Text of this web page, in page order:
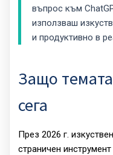
въпрос към
използваш
и продуктивно в
Защо
сега
През 2026 г.
страничен